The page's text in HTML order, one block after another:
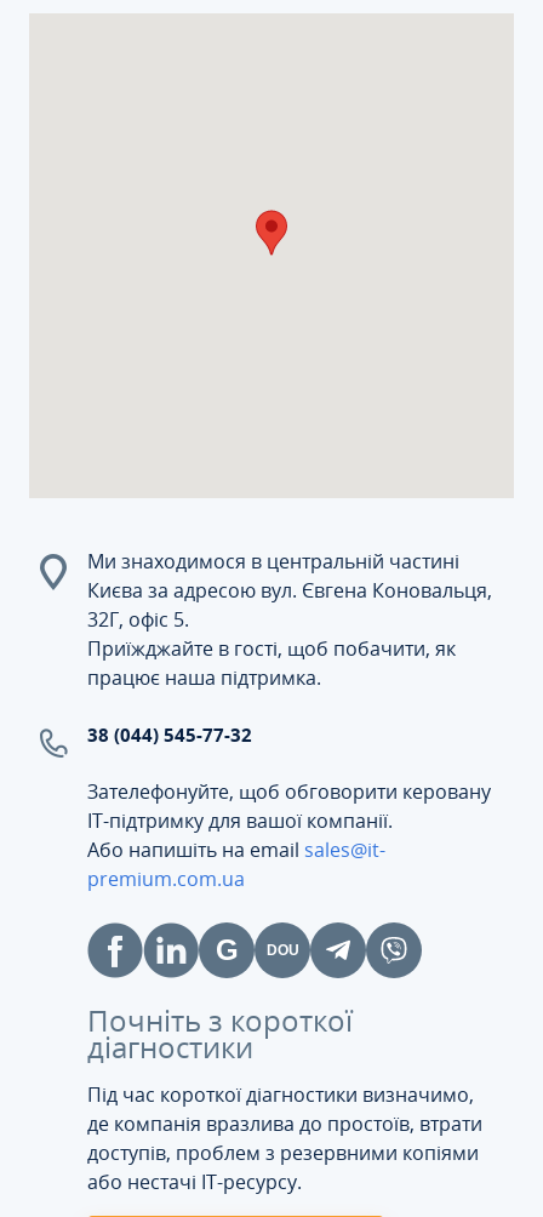
Ми знаходимося в центральній частині
Києва за адресою вул. Євгена Коновальця,
32Г, офіс 5.
Приїжджайте в гості, щоб побачити, як
працює наша підтримка.
38 (044) 545-77-32
Зателефонуйте, щоб обговорити керовану
ІТ-підтримку для вашої компанії.
Або напишіть на email sales@it-
premium.com.ua
Почніть з короткої
діагностики
Під час короткої діагностики визначимо,
де компанія вразлива до простоїв, втрати
доступів, проблем з резервними копіями
або нестачі IT-ресурсу.